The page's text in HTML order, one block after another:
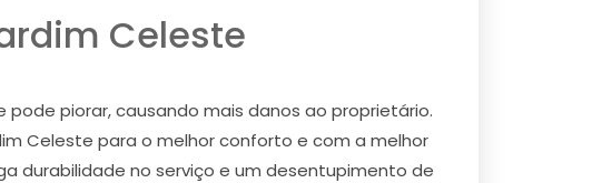
Celeste
piorar, causando mais danos ao proprietário.
Celeste para o melhor conforto e com a melhor
durabilidade no serviço e um desentupimento de